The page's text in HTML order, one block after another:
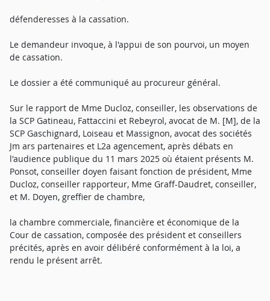
défenderesses à la cassation.
Le demandeur invoque, à l'appui de son pourvoi, un moyen
de cassation.
Le dossier a été communiqué au procureur général.
Sur le rapport de Mme Ducloz, conseiller, les observations de
la SCP Gatineau, Fattaccini et Rebeyrol, avocat de M. [M], de la
SCP Gaschignard, Loiseau et Massignon, avocat des sociétés
Jm ars partenaires et L2a agencement, après débats en
l'audience publique du 11 mars 2025 où étaient présents M.
Ponsot, conseiller doyen faisant fonction de président, Mme
Ducloz, conseiller rapporteur, Mme Graff-Daudret, conseiller,
et M. Doyen, greffier de chambre,
la chambre commerciale, financière et économique de la
Cour de cassation, composée des président et conseillers
précités, après en avoir délibéré conformément à la loi, a
rendu le présent arrêt.